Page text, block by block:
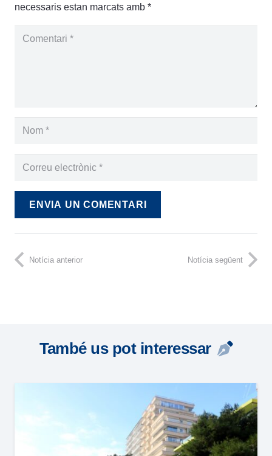
necessaris estan marcats amb *
ENVIA UN COMENTARI
Notícia anterior Notícia següent
També us pot interessar